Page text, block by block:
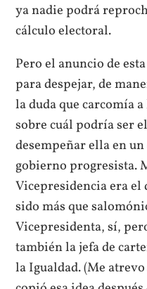
ya nadie podrá
cálculo electoral.
Pero el anuncio de
para despejar, de
la duda que carcomía
sobre cuál podría ser
desempeñar ella en
gobierno progresista.
Vicepresidencia era el
sido más que
Vicepresidenta, sí,
también la jefa de
la Igualdad. (Me